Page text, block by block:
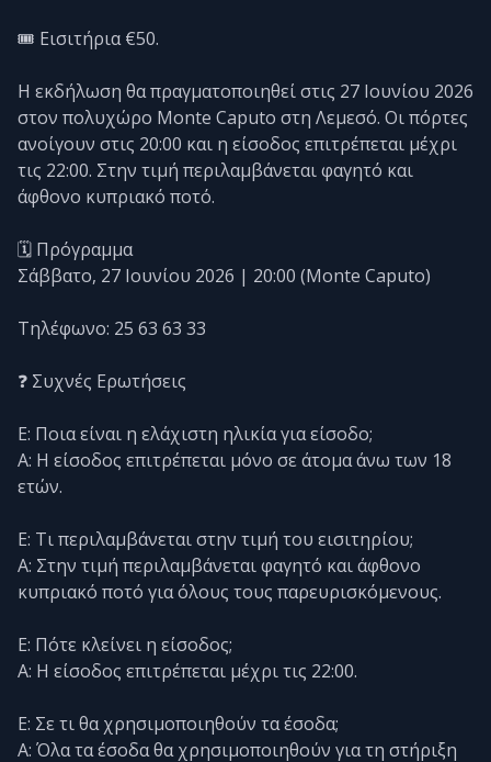
🎟️ Εισιτήρια €50.
Η εκδήλωση θα πραγματοποιηθεί στις 27 Ιουνίου 2026
στον πολυχώρο Monte Caputo στη Λεμεσό. Οι πόρτες
ανοίγουν στις 20:00 και η είσοδος επιτρέπεται μέχρι
τις 22:00. Στην τιμή περιλαμβάνεται φαγητό και
άφθονο κυπριακό ποτό.
🗓️ Πρόγραμμα
Σάββατο, 27 Ιουνίου 2026 | 20:00 (Monte Caputo)
Τηλέφωνο: 25 63 63 33
❓ Συχνές Ερωτήσεις
Ε: Ποια είναι η ελάχιστη ηλικία για είσοδο;
Α: Η είσοδος επιτρέπεται μόνο σε άτομα άνω των 18
ετών.
Ε: Τι περιλαμβάνεται στην τιμή του εισιτηρίου;
Α: Στην τιμή περιλαμβάνεται φαγητό και άφθονο
κυπριακό ποτό για όλους τους παρευρισκόμενους.
Ε: Πότε κλείνει η είσοδος;
Α: Η είσοδος επιτρέπεται μέχρι τις 22:00.
Ε: Σε τι θα χρησιμοποιηθούν τα έσοδα;
Α: Όλα τα έσοδα θα χρησιμοποιηθούν για τη στήριξη